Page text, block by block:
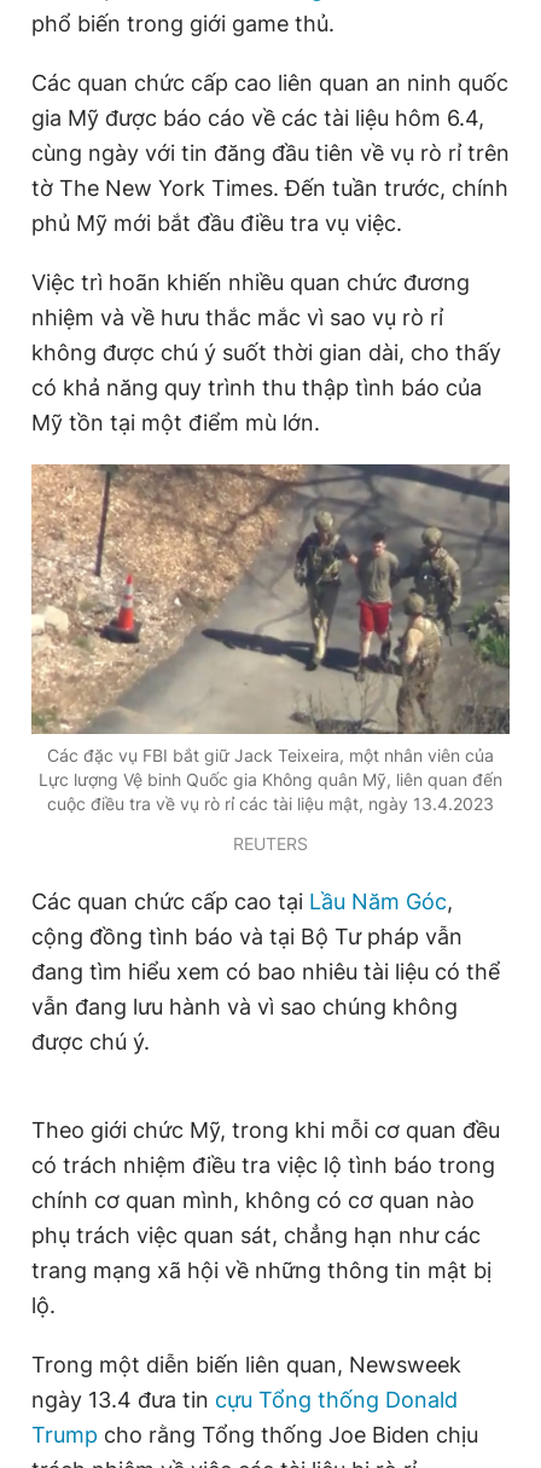
Phó tổng biên tập: Trần Việt Hưng
Giấy phép xuất bản số 110/GP - BTTTT cấp ngày 24.3.2020
© 2003-2026 Bản quyền thuộc về Báo Thanh Niên. Cấm sao
chép dưới mọi hình thức nếu không có sự chấp thuận bằng văn
bản. Phát triển bởi ePi Technologies, JSC.
phổ biến trong giới game thủ.
Các quan chức cấp cao liên quan an ninh quốc
gia Mỹ được báo cáo về các tài liệu hôm 6.4,
cùng ngày với tin đăng đầu tiên về vụ rò rỉ trên
tờ The New York Times. Đến tuần trước, chính
phủ Mỹ mới bắt đầu điều tra vụ việc.
Việc trì hoãn khiến nhiều quan chức đương
nhiệm và về hưu thắc mắc vì sao vụ rò rỉ
không được chú ý suốt thời gian dài, cho thấy
có khả năng quy trình thu thập tình báo của
Mỹ tồn tại một điểm mù lớn.
Các đặc vụ FBI bắt giữ Jack Teixeira, một nhân viên của
Lực lượng Vệ binh Quốc gia Không quân Mỹ, liên quan đến
cuộc điều tra về vụ rò rỉ các tài liệu mật, ngày 13.4.2023
REUTERS
Các quan chức cấp cao tại Lầu Năm Góc,
cộng đồng tình báo và tại Bộ Tư pháp vẫn
đang tìm hiểu xem có bao nhiêu tài liệu có thể
vẫn đang lưu hành và vì sao chúng không
được chú ý.
Theo giới chức Mỹ, trong khi mỗi cơ quan đều
có trách nhiệm điều tra việc lộ tình báo trong
chính cơ quan mình, không có cơ quan nào
phụ trách việc quan sát, chẳng hạn như các
trang mạng xã hội về những thông tin mật bị
lộ.
Trong một diễn biến liên quan, Newsweek
ngày 13.4 đưa tin cựu Tổng thống Donald
Trump cho rằng Tổng thống Joe Biden chịu